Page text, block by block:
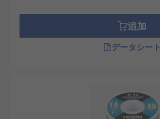
追加
データシート